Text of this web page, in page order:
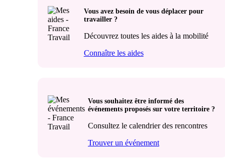
Vous avez besoin de vous déplacer pour
travailler ?
Découvrez toutes les aides à la mobilité
Connaître les aides
Vous souhaitez être informé des
événements proposés sur votre territoire ?
Consultez le calendrier des rencontres
Trouver un événement